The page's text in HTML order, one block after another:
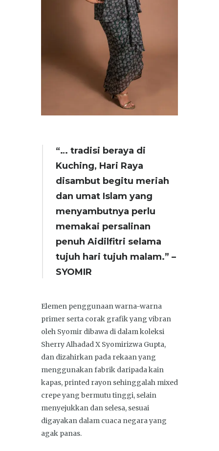
“… tradisi beraya di
Kuching, Hari Raya
disambut begitu meriah
dan umat Islam yang
menyambutnya perlu
memakai persalinan
penuh Aidilfitri selama
tujuh hari tujuh malam.” –
SYOMIR
Elemen penggunaan warna-warna
primer serta corak grafik yang vibran
oleh Syomir dibawa di dalam koleksi
Sherry Alhadad X Syomirizwa Gupta,
dan dizahirkan pada rekaan yang
menggunakan fabrik daripada kain
kapas, printed rayon sehinggalah mixed
crepe yang bermutu tinggi, selain
menyejukkan dan selesa, sesuai
digayakan dalam cuaca negara yang
agak panas.